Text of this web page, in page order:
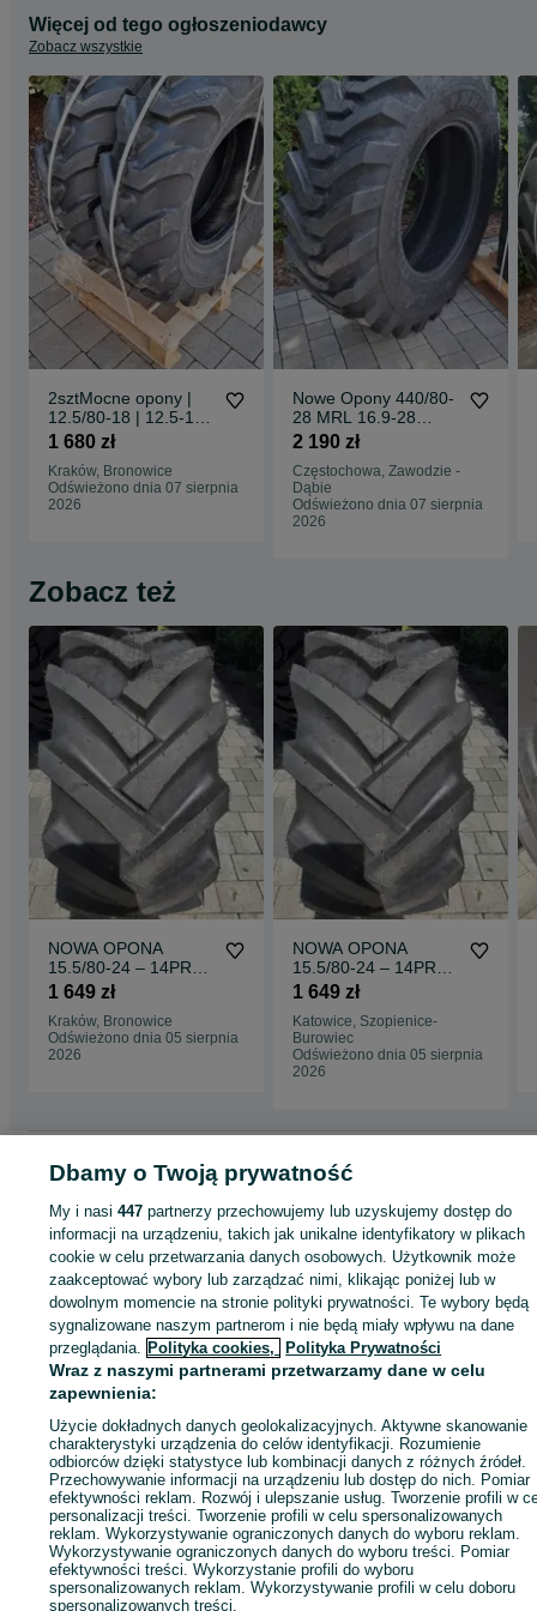
Więcej od tego ogłoszeniodawcy
Zobacz wszystkie
2sztMocne opony |
12.5/80-18 | 12.5-18
MOCNE 12PR
1 680 zł
Kraków, Bronowice
Odświeżono dnia 07 sierpnia
2026
Nowe Opony 440/80-
28 MRL 16.9-28
16PR 440/80-28
opony pobranie
dostawa 0zł
2 190 zł
Częstochowa, Zawodzie -
Dąbie
Odświeżono dnia 07 sierpnia
2026
Zobacz też
NOWA OPONA
15.5/80-24 – 14PR
TL R-1M/R4 –
Ładowarek –
Gwarancja –
BRUTTO
1 649 zł
Kraków, Bronowice
Odświeżono dnia 05 sierpnia
2026
NOWA OPONA
15.5/80-24 – 14PR
TL R-1M/R4 –
Ładowarek–
Gwarancja –
BRUTTO
1 649 zł
Katowice, Szopienice-
Burowiec
Odświeżono dnia 05 sierpnia
2026
Strona główna Motoryzacja Opony i Felgi Opony
Opony - Gdańsk
Opony - Aniołki
KATEGORIA
ID:1051606632 Wyświetlenia:
Zadzwoń / SMS Wyślij wiadomość
Dbamy o Twoją prywatność
My i nasi447 partnerzy przechowujemy lub uzyskujemy dostęp do
informacji na urządzeniu, takich jak unikalne identyfikatory w plikach
cookie w celu przetwarzania danych osobowych. Użytkownik może
zaakceptować wybory lub zarządzać nimi, klikając poniżej lub w
dowolnym momencie na stronie polityki prywatności. Te wybory będą
sygnalizowane naszym partnerom i nie będą miały wpływu na dane
przeglądania. Polityka cookies, Polityka Prywatności
Wraz z naszymi partnerami przetwarzamy dane w celu
zapewnienia:
Użycie dokładnych danych geolokalizacyjnych. Aktywne skanowanie
charakterystyki urządzenia do celów identyfikacji. Rozumienie
odbiorców dzięki statystyce lub kombinacji danych z różnych źródeł.
Przechowywanie informacji na urządzeniu lub dostęp do nich. Pomiar
efektywności reklam. Rozwój i ulepszanie usług. Tworzenie profili w
personalizacji treści. Tworzenie profili w celu spersonalizowanych
reklam. Wykorzystywanie ograniczonych danych do wyboru reklam.
Wykorzystywanie ograniczonych danych do wyboru treści. Pomiar
efektywności treści. Wykorzystanie profili do wyboru
spersonalizowanych reklam. Wykorzystywanie profili w celu doboru
spersonalizowanych treści.